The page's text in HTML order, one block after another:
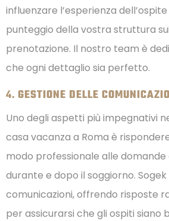
influenzare l’esperienza
punteggio della vostra struttura
prenotazione. Il nostro team è
che ogni dettaglio sia perfetto.
4. GESTIONE DELLE
Uno degli aspetti più impegnativi
casa vacanza a Roma è
modo professionale alle
durante e dopo il soggiorno.
comunicazioni, offrendo risposte
per assicurarsi che gli ospiti siano